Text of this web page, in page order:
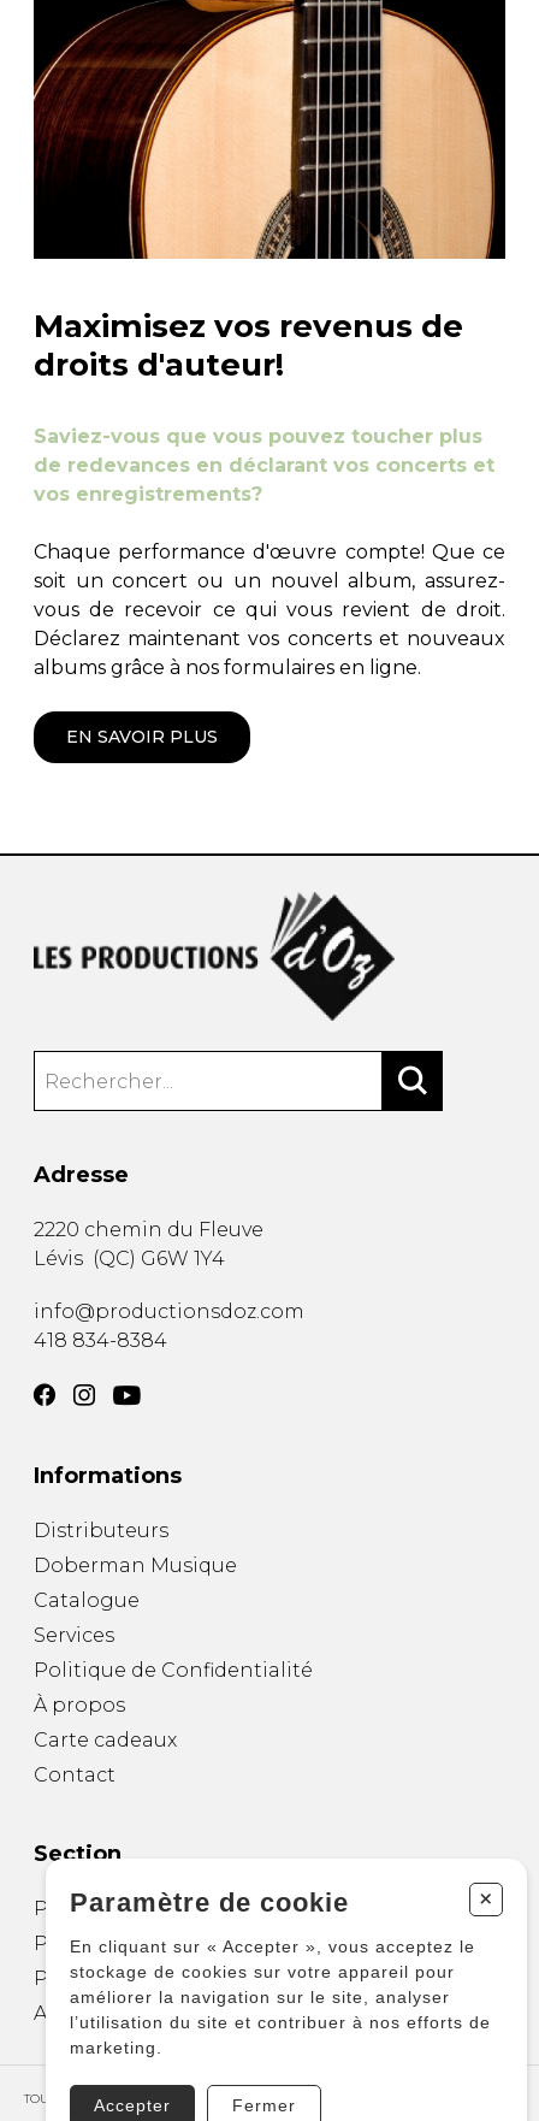
Maximisez vos revenus de
droits d'auteur!
Saviez-vous que vous pouvez toucher plus
de redevances en déclarant vos concerts et
vos enregistrements?
Chaque performance d'œuvre compte! Que ce
soit un concert ou un nouvel album, assurez-
vous de recevoir ce qui vous revient de droit.
Déclarez maintenant vos concerts et nouveaux
albums grâce à nos formulaires en ligne.
EN SAVOIR PLUS
Adresse
2220 chemin du Fleuve
Lévis (QC) G6W 1Y4
info@productionsdoz.com
418 834-8384
Informations
Distributeurs
Doberman Musique
Catalogue
Services
Politique de Confidentialité
À propos
Carte cadeaux
Contact
Section
Partitions pour guitare
Partitions pour autres instruments
Partitions pour ensembles
Autres produits
TOUS DROITS RÉSERVÉS © COPYRIGHT 2026 – PRODUCTIONS D'OZ
Paramètre de cookie +
En cliquant sur « Accepter », vous acceptez le
stockage de cookies sur votre appareil pour
améliorer la navigation sur le site, analyser
l’utilisation du site et contribuer à nos efforts de
marketing.
Accepter Fermer